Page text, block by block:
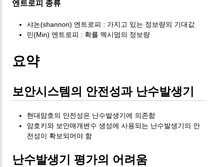
엔트로피 종류
샤논(shannon) 엔트로피 : 가지고 있는 정보량의 기대값
민(Min) 엔트로피 : 확률 멕시멈의 정보량
요약
보안시스템의 안전성과 난수발생기
현대암호의 안전성은 난수발생기에 의존함
암호키와 보안매개변수 생성에 사용되는 난수발생기의 안
전성이 확보되어야 함
난수발생기 평가의 어려움